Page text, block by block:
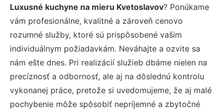
Luxusné kuchyne na mieru Kvetoslavov? Ponúkame
vám profesionálne, kvalitné a zároveň cenovo
rozumné služby, ktoré sú prispôsobené vašim
individuálnym požiadavkám. Neváhajte a ozvite sa
nám ešte dnes. Pri realizácií služieb dbáme nielen na
precíznosť a odbornosť, ale aj na dôslednú kontrolu
vykonanej práce, pretože si uvedomujeme, že aj malé
pochybenie môže spôsobiť nepríjemné a zbytočné